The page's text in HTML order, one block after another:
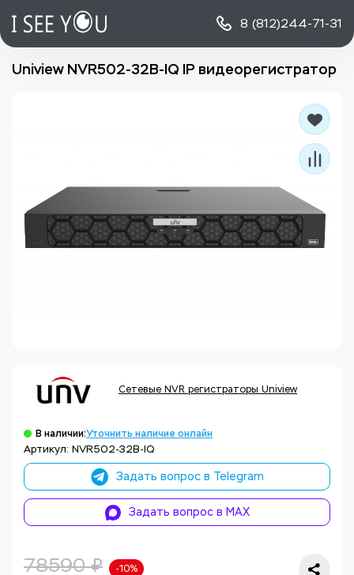
8 (812)244-71-31
Uniview NVR502-32B-IQ IP видеорегистратор
Сетевые NVR регистраторы Uniview
В наличии:Уточнить наличие онлайн
Артикул: NVR502-32B-IQ
Задать вопрос в Telegram
Задать вопрос в MAX
78590 ₽ -10%